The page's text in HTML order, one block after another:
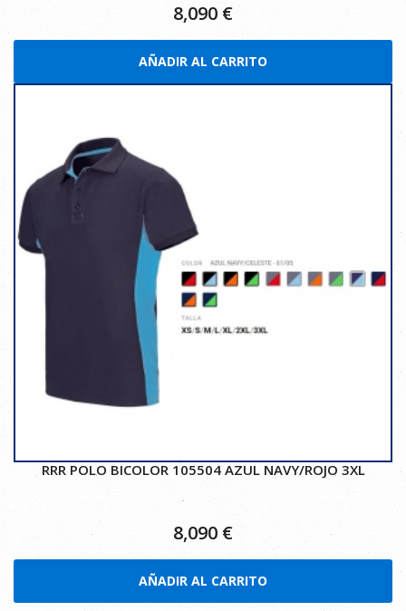
8,090 €
AÑADIR AL CARRITO
RRR POLO BICOLOR 105504 AZUL NAVY/ROJO 3XL
8,090 €
AÑADIR AL CARRITO